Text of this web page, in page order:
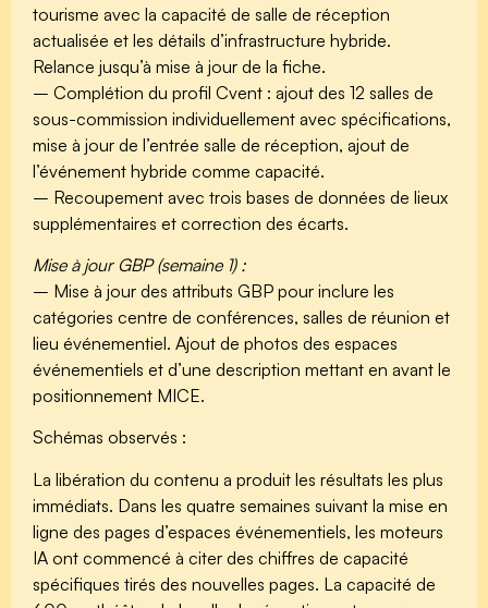
tourisme avec la capacité de salle de réception
actualisée et les détails d’infrastructure hybride.
Relance jusqu’à mise à jour de la fiche.
– Complétion du profil Cvent : ajout des 12 salles de
sous-commission individuellement avec spécifications,
mise à jour de l’entrée salle de réception, ajout de
l’événement hybride comme capacité.
– Recoupement avec trois bases de données de lieux
supplémentaires et correction des écarts.
Mise à jour GBP (semaine 1) :
– Mise à jour des attributs GBP pour inclure les
catégories centre de conférences, salles de réunion et
lieu événementiel. Ajout de photos des espaces
événementiels et d’une description mettant en avant le
positionnement MICE.
Schémas observés :
La libération du contenu a produit les résultats les plus
immédiats. Dans les quatre semaines suivant la mise en
ligne des pages d’espaces événementiels, les moteurs
IA ont commencé à citer des chiffres de capacité
spécifiques tirés des nouvelles pages. La capacité de